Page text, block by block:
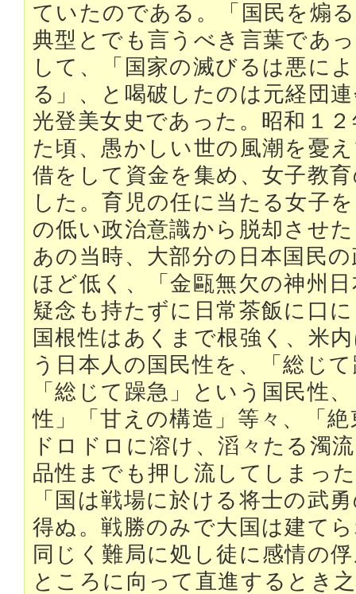
ていたのである。「国民を煽
典型とでも言うべき言葉であ
して、「国家の滅びるは悪に
る」、と喝破したのは元経団
光登美女史であった。昭和１
た頃、愚かしい世の風潮を憂
借をして資金を集め、女子教
した。育児の任に当たる女子
の低い政治意識から脱却させ
あの当時、大部分の日本国民
ほど低く、「金甌無欠の神州
疑念も持たずに日常茶飯に口
国根性はあくまで根強く、米
う日本人の国民性を、「総じ
「総じて躁急」という国民性
性」「甘えの構造」等々、「
ドロドロに溶け、滔々たる濁
品性までも押し流してしまっ
「国は戦場に於ける将士の武
得ぬ。戦勝のみで大国は建て
同じく難局に処し徒に感情の
ところに向って直進するとき